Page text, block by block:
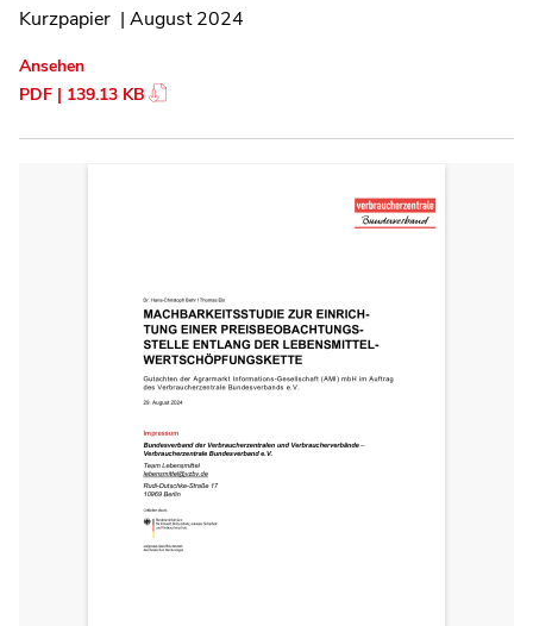
Kurzpapier | August 2024
Ansehen
PDF | 139.13 KB